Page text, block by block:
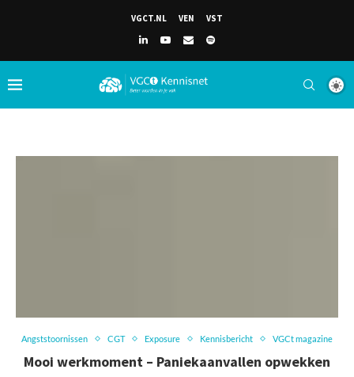
VGCT.NL VEN VST
Angststoornissen CGT Exposure Kennisbericht VGCt magazine
Mooi werkmoment – Paniekaanvallen opwekken